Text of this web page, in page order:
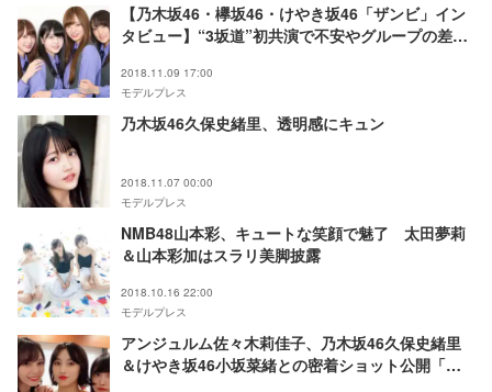
【乃木坂46・欅坂46・けやき坂46「ザンビ」イン
タビュー】“3坂道”初共演で不安やグループの差に
里・梅澤美波・菅井友香・加藤史帆／
TEAM“BLUE”＞
2018.11.09 17:00
モデルプレス
乃木坂46久保史緒里、透明感にキュン
2018.11.07 00:00
モデルプレス
NMB48山本彩、キュートな笑顔で魅了 太田夢莉
＆山本彩加はスラリ美脚披露
2018.10.16 22:00
モデルプレス
アンジュルム佐々木莉佳子、乃木坂46久保史緒里
＆けやき坂46小坂菜緒との密着ショット公開「破